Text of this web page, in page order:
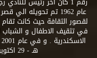
عام 1962 تم تحويله
لقصور الثقافة حيث كانت
في تثقيف الاطفال و
هـ - 29 اكتوبر2001 تم افتتاح المركز